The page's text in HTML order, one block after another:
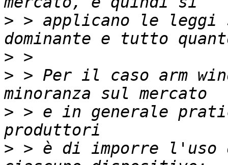
> > applicano le leggi
>
> > Per il caso arm
> > e in generale
> > è di imporre l'uso